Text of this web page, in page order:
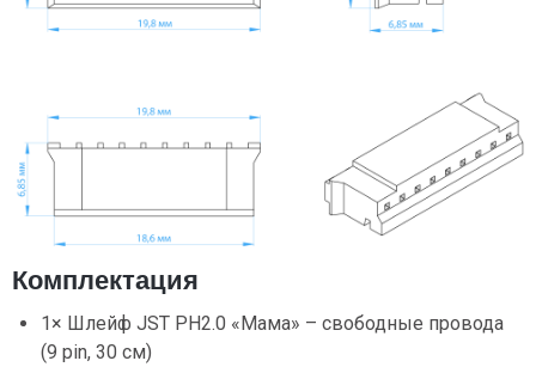
Комплектация
1× Шлейф JST PH2.0 «Мама» – свободные провода
(9 pin, 30 см)